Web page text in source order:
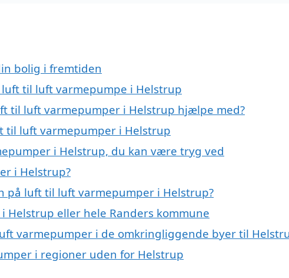
bolig i fremtiden
til luft varmepumpe i Helstrup
til luft varmepumper i Helstrup hjælpe med?
luft varmepumper i Helstrup
i Helstrup, du kan være tryg ved
i Helstrup?
på luft til luft varmepumper i Helstrup?
eller hele Randers kommune
varmepumper i de omkringliggende byer til
i regioner uden for Helstrup